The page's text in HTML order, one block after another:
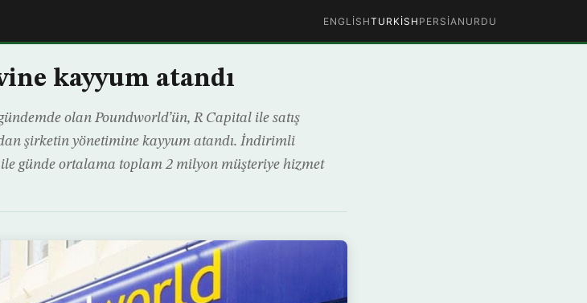
ENGLISHTURKISH PERSIAN URDU
kayyum atandı
olan Poundworld’ün, R Capital ile satış
şirketin yönetimine kayyum atandı. İndirimli
günde ortalama toplam 2 milyon müşteriye hizmet